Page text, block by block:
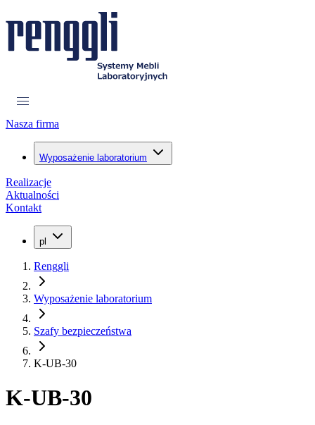
Nasza firma
Wyposażenie laboratorium
Realizacje
Aktualności
Kontakt
pl
Renggli
Wyposażenie laboratorium
Szafy bezpieczeństwa
K-UB-30
K-UB-30